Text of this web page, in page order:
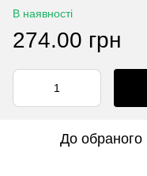
В наявності
274.00 грн
До обраного